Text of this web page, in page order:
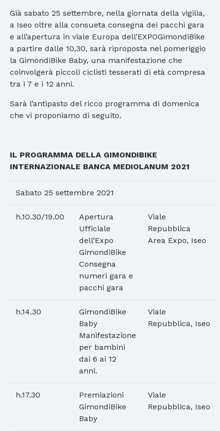
Già sabato 25 settembre, nella giornata della vigilia,
a Iseo oltre alla consueta consegna dei pacchi gara
e all’apertura in viale Europa dell’EXPOGimondiBike
a partire dalle 10,30, sarà riproposta nel pomeriggio
la GimondiBike Baby, una manifestazione che
coinvolgerà piccoli ciclisti tesserati di età compresa
tra i 7 e i 12 anni.
Sarà l’antipasto del ricco programma di domenica
che vi proponiamo di seguito.
IL PROGRAMMA DELLA GIMONDIBIKE
INTERNAZIONALE BANCA MEDIOLANUM 2021
Sabato 25 settembre 2021
h.10.30/19.00
Apertura
Ufficiale
dell’Expo
GimondiBike
Consegna
numeri gara e
pacchi gara
Viale
Repubblica
Area Expo, Iseo
h.14.30
GimondiBike
Baby
Manifestazione
per bambini
dai 6 ai 12
anni.
Viale
Repubblica, Iseo
h.17.30
Premiazioni
GimondiBike
Baby
Viale
Repubblica, Iseo